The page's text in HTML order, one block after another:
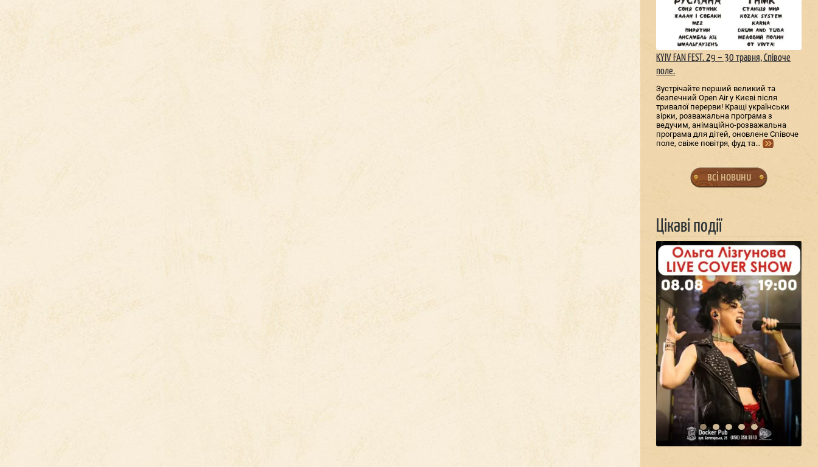
KYIV FAN FEST. 29 – 30 травня, Співоче
поле.
Зустрічайте перший великий та
безпечний Open Air у Києві після
тривалої перерви! Кращі українськи
зірки, розважальна програма з
ведучим, анімаційно-розважальна
програма для дітей, оновлене Співоче
поле, свіже повітря, фуд та…
всі новини
Цікаві події